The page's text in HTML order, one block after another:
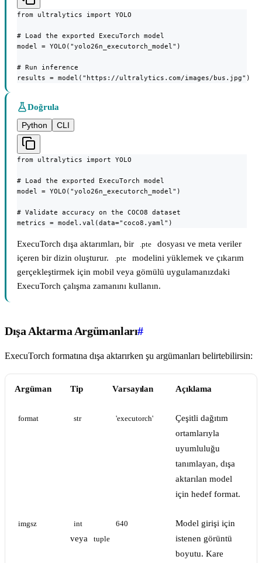
from ultralytics import YOLO
# Load the exported ExecuTorch model
model = YOLO("yolo26n_executorch_model")
# Run inference
results = model("https://ultralytics.com/images/bus.jpg")
Doğrula
Python
CLI
from ultralytics import YOLO
# Load the exported ExecuTorch model
model = YOLO("yolo26n_executorch_model")
# Validate accuracy on the COCO8 dataset
metrics = model.val(data="coco8.yaml")
ExecuTorch dışa aktarımları, bir .pte
dosyası ve meta veriler
içeren bir dizin oluşturur.
.pte
modelini yüklemek ve çıkarım
gerçekleştirmek için mobil veya gömülü uygulamanızdaki
ExecuTorch çalışma zamanını kullanın.
Dışa Aktarma Argümanları#
ExecuTorch formatına dışa aktarırken şu argümanları belirtebilirsin:
Argüman Tip Varsayılan Açıklama
format str 'executorch'
Çeşitli dağıtım
ortamlarıyla
uyumluluğu
tanımlayan, dışa
aktarılan model
için hedef format.
imgsz int
veya tuple
640
Model girişi için
istenen görüntü
boyutu. Kare